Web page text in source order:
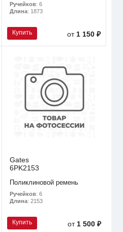
Ручейков: 6
Длина: 1873
Купить от 1 150 ₽
Gates
6PK2153
Поликлиновой ремень
Ручейков: 6
Длина: 2153
Купить от 1 500 ₽